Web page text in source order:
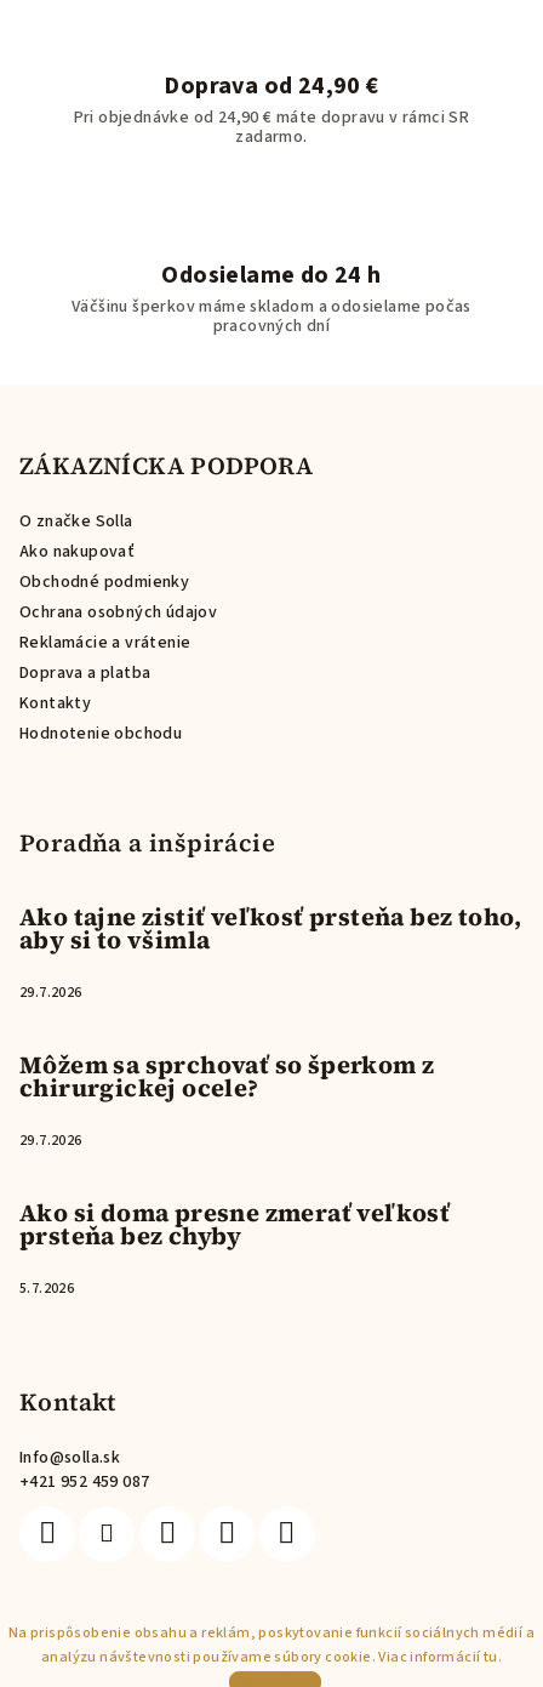
Na prispôsobenie obsahu a reklám, poskytovanie funkcií sociálnych médií a
analýzu návštevnosti používame súbory cookie. Viac informáciítu.
Doprava od 24,90 €
Pri objednávke od 24,90 € máte dopravu v rámci SR
zadarmo.
Odosielame do 24 h
Väčšinu šperkov máme skladom a odosielame počas
pracovných dní
ZÁKAZNÍCKA PODPORA
O značke Solla
Ako nakupovať
Obchodné podmienky
Ochrana osobných údajov
Reklamácie a vrátenie
Doprava a platba
Kontakty
Hodnotenie obchodu
Poradňa a inšpirácie
Ako tajne zistiť veľkosť prsteňa bez toho,
aby si to všimla
29.7.2026
Môžem sa sprchovať so šperkom z
chirurgickej ocele?
29.7.2026
Ako si doma presne zmerať veľkosť
prsteňa bez chyby
5.7.2026
Kontakt
Info@solla.sk
+421 952 459 087
Copyright 2026Solla. Všetky práva vyhradené.